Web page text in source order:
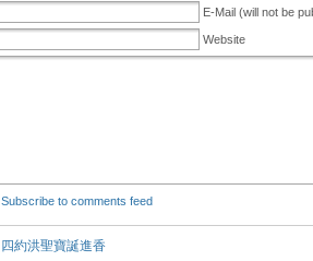
E-Mail (will not be
Website
Subscribe to comments feed
四約洪聖寶誕進香